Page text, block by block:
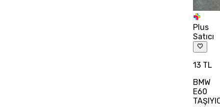
Plus
Satıcı
13 TL
BMW
E60